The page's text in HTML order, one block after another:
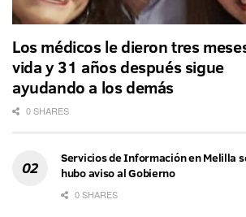
Los médicos le dieron tres
vida y 31 años después sigue
ayudando a los demás
0 SHARES
Servicios de Información en Melilla
hubo aviso al Gobierno
0 SHARES